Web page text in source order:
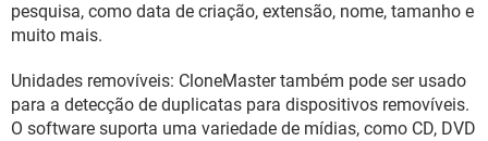
pesquisa, como data de criação, extensão, nome, tamanho e
muito mais.
Unidades removíveis: CloneMaster também pode ser usado
para a detecção de duplicatas para dispositivos removíveis.
O software suporta uma variedade de mídias, como CD, DVD